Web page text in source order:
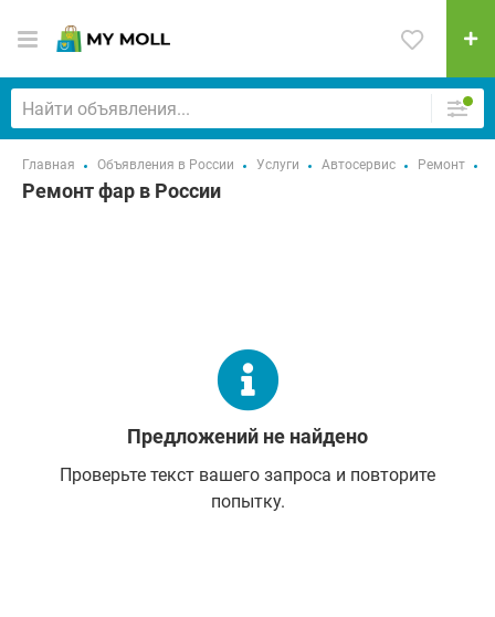
Главная Объявления в России Услуги Автосервис Ремонт
Ремонт фар в России
Предложений не найдено
Проверьте текст вашего запроса и повторите
попытку.